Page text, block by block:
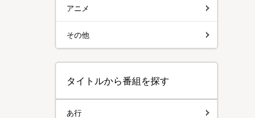
アニメ
その他
タイトルから番組を探す
あ行